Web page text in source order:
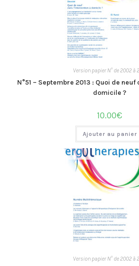
Version papier N° de 2002 à
N°51 – Septembre 2013 : Quoi de
domicile ?
10.00€
Ajouter au panier
Version papier N° de 2002 à